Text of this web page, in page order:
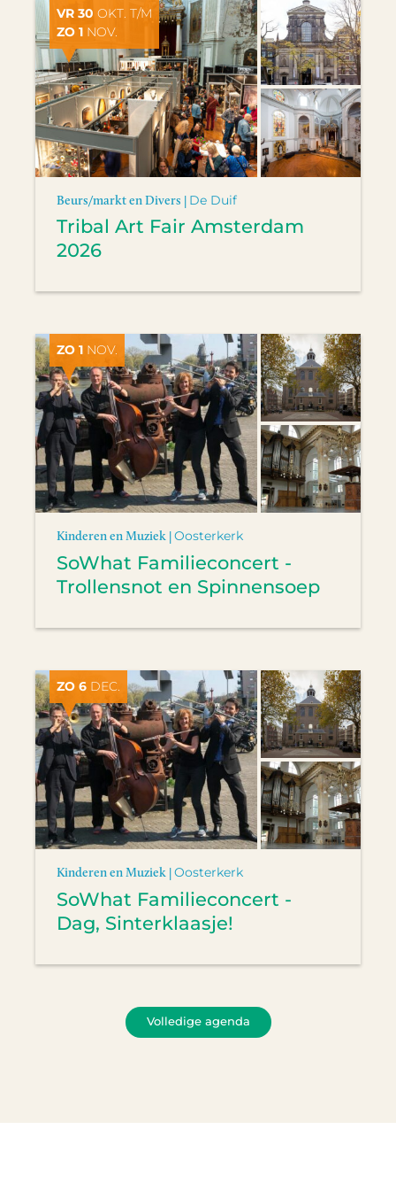
VR 30 OKT. T/M
ZO 1 NOV.
Beurs/markt en Divers | De Duif
Tribal Art Fair Amsterdam
2026
ZO 1 NOV.
Kinderen en Muziek |Oosterkerk
SoWhat Familieconcert -
Trollensnot en Spinnensoep
ZO 6 DEC.
Kinderen en Muziek |Oosterkerk
SoWhat Familieconcert -
Dag, Sinterklaasje!
Volledige agenda